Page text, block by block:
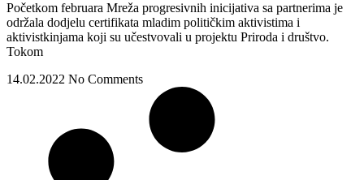
Početkom februara Mreža progresivnih inicijativa sa partnerima je
održala dodjelu certifikata mladim političkim aktivistima i
aktivistkinjama koji su učestvovali u projektu Priroda i društvo.
Tokom
14.02.2022 No Comments